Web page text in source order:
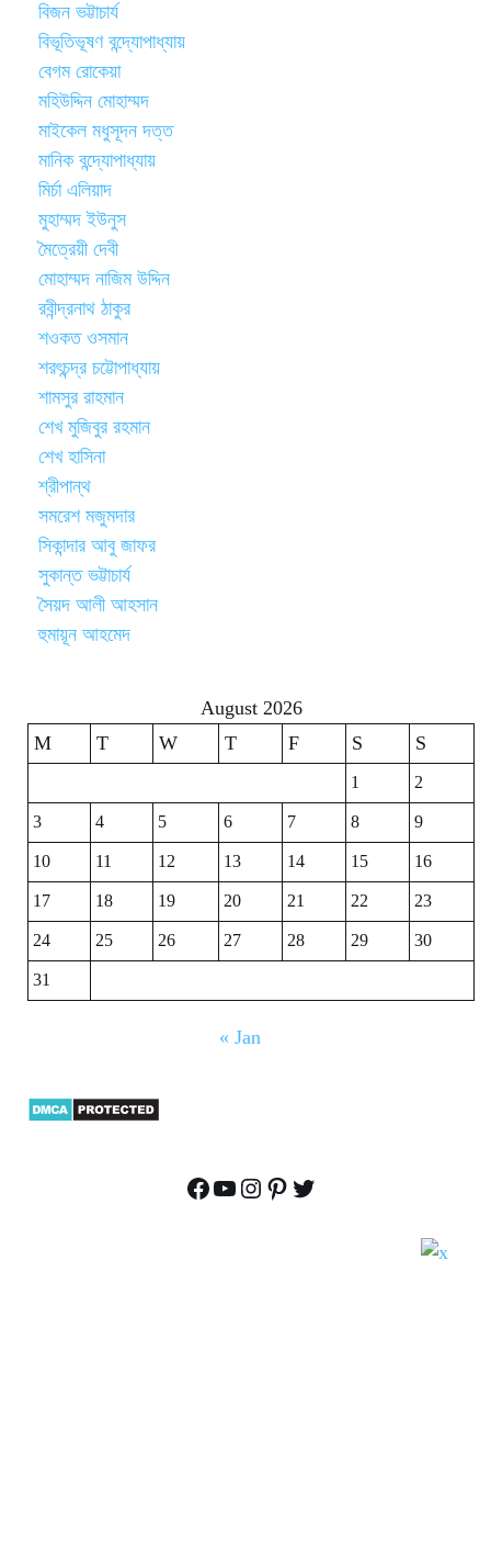
বিজন ভট্টাচার্য
বিভূতিভূষণ বন্দ্যোপাধ্যায়
বেগম রোকেয়া
মহিউদ্দিন মোহাম্মদ
মাইকেল মধুসূদন দত্ত
মানিক বন্দ্যোপাধ্যায়
মির্চা এলিয়াদ
মুহাম্মদ ইউনুস
মৈত্রেয়ী দেবী
মোহাম্মদ নাজিম উদ্দিন
রবীন্দ্রনাথ ঠাকুর
শওকত ওসমান
শরৎচন্দ্র চট্টোপাধ্যায়
শামসুর রাহমান
শেখ মুজিবুর রহমান
শেখ হাসিনা
শ্রীপান্থ
সমরেশ মজুমদার
সিকান্দার আবু জাফর
সুকান্ত ভট্টাচার্য
সৈয়দ আলী আহসান
হুমায়ূন আহমেদ
August 2026
M
T W T F S S
1
2
3
4 5 6 7 8
9
10
11 12 13 14 15
16
17
18 19 20 21 22
23
24
25 26 27 28 29
30
31
« Jan